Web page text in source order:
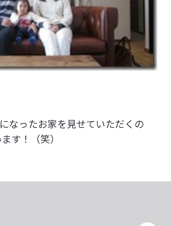
なったお家を見せていただくの
す！（笑）